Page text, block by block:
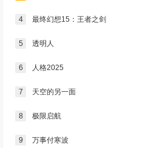
4 最终幻想15：王者之剑
5 透明人
6 人格2025
7 天空的另一面
8 极限启航
9 万事付寒波